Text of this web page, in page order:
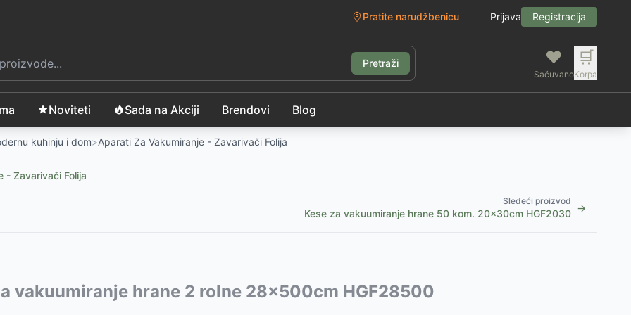
Pratite narudžbenicu Prijava Registracija
Pretraži ❤️
Sačuvano
🛒
Korpa
Noviteti Sada na Akciji Brendovi Blog
kuhinju i dom>Aparati Za Vakumiranje - Zavarivači Folija
- Zavarivači Folija
Sledeći proizvod
Kese za vakuumiranje hrane 50 kom. 20x30cm HGF2030 →
25500-939RSD
vakuumiranje hrane 2 rolne 28x500cm HGF28500